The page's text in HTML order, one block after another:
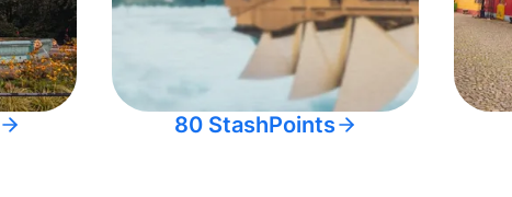
80 StashPoints